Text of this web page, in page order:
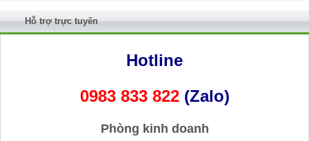
Hỗ trợ trực tuyến
Hotline
0983 833 822 (Zalo)
Phòng kinh doanh